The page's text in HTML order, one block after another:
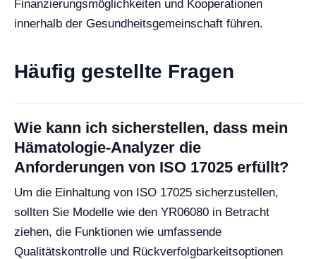
Finanzierungsmöglichkeiten und Kooperationen
innerhalb der Gesundheitsgemeinschaft führen.
Häufig gestellte Fragen
Wie kann ich sicherstellen, dass mein
Hämatologie-Analyzer die
Anforderungen von ISO 17025 erfüllt?
Um die Einhaltung von ISO 17025 sicherzustellen,
sollten Sie Modelle wie den YR06080 in Betracht
ziehen, die Funktionen wie umfassende
Qualitätskontrolle und Rückverfolgbarkeitsoptionen